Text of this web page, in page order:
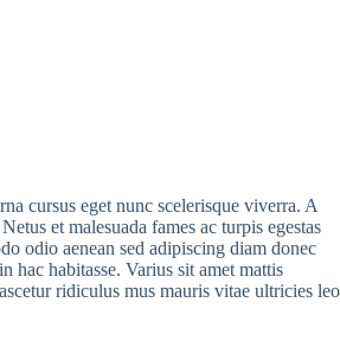
cursus eget nunc scelerisque viverra. A
et malesuada fames ac turpis egestas
odio aenean sed adipiscing diam donec
hac habitasse. Varius sit amet mattis
ridiculus mus mauris vitae ultricies leo